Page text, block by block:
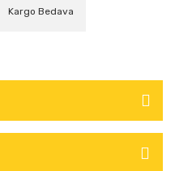
Kargo Bedava